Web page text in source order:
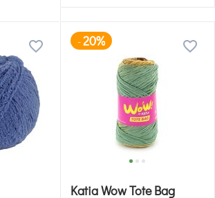
-20%
Katia Wow Tote Bag